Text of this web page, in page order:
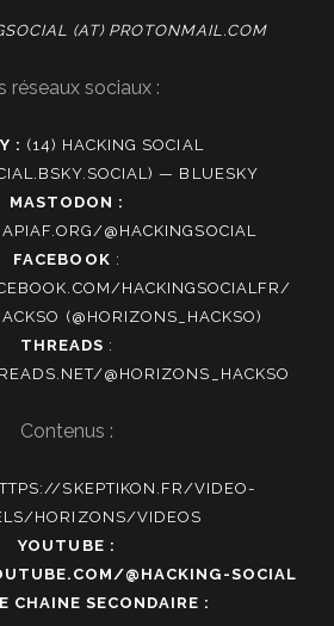
(AT) PROTONMAIL.COM
réseaux sociaux :
: (14) HACKING SOCIAL
— BLUESKY
MASTODON :
@HACKINGSOCIAL
FACEBOOK :
HACKINGSOCIALFR/
(@HORIZONS_HACKSO)
THREADS :
@HORIZONS_HACKSO
Contenus :
SKEPTIKON.FR/VIDEO-
HORIZONS/VIDEOS
YOUTUBE :
@HACKING-SOCIAL
CHAINE SECONDAIRE :